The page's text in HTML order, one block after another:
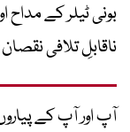
بونی ٹیلر کے
ناقابلِ تلافی
آپ اور آپ کے